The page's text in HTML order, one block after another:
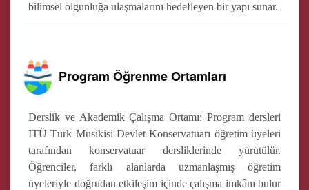
bilimsel olgunluğa ulaşmalarını hedefleyen bir yapı sunar.
Program Öğrenme Ortamları
Derslik ve Akademik Çalışma Ortamı: Program dersleri
İTÜ Türk Musikisi Devlet Konservatuarı öğretim üyeleri
tarafından konservatuar dersliklerinde yürütülür.
Öğrenciler, farklı alanlarda uzmanlaşmış öğretim
üyeleriyle doğrudan etkileşim içinde çalışma imkânı bulur